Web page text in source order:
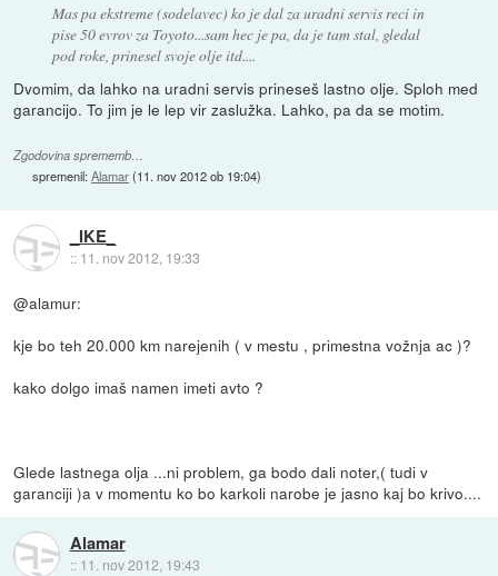
Mas pa ekstreme (sodelavec) ko je dal za uradni servis reci in
pise 50 evrov za Toyoto...sam hec je pa, da je tam stal, gledal
pod roke, prinesel svoje olje itd....
Dvomim, da lahko na uradni servis prineseš lastno olje. Sploh med
garancijo. To jim je le lep vir zaslužka. Lahko, pa da se motim.
Zgodovina sprememb…
spremenil:Alamar(11. nov 2012 ob 19:04)
_IKE_
:: 11. nov 2012, 19:33
@alamur:
kje bo teh 20.000 km narejenih ( v mestu , primestna vožnja ac )?
kako dolgo imaš namen imeti avto ?
Glede lastnega olja ...ni problem, ga bodo dali noter,( tudi v
garanciji )a v momentu ko bo karkoli narobe je jasno kaj bo krivo....
Alamar
:: 11. nov 2012, 19:43